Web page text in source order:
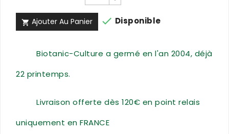
 Ajouter Au Panier  Disponible
Biotanic-Culture a germé en l'an 2004, déjà
22 printemps.
Livraison offerte dès 120€ en point relais
uniquement en FRANCE